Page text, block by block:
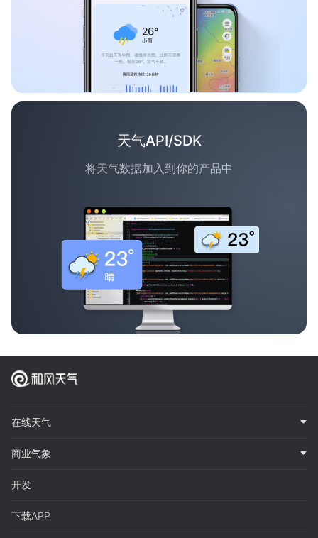
天气API/SDK
将天气数据加入到你的产品中
在线天气
商业气象
开发
下载APP